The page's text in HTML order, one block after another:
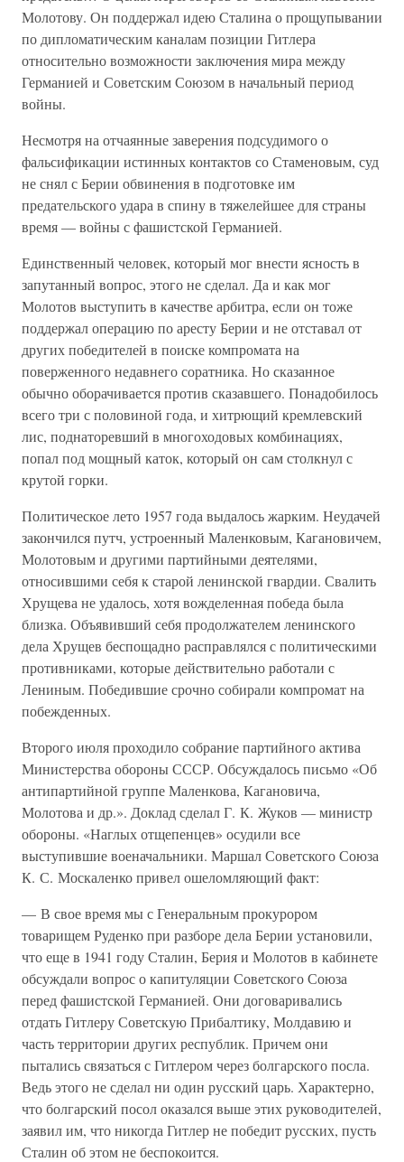
Молотову. Он поддержал идею Сталина о прощупывании
по дипломатическим каналам позиции Гитлера
относительно возможности заключения мира между
Германией и Советским Союзом в начальный период
войны.
Несмотря на отчаянные заверения подсудимого о
фальсификации истинных контактов со Стаменовым, суд
не снял с Берии обвинения в подготовке им
предательского удара в спину в тяжелейшее для страны
время — войны с фашистской Германией.
Единственный человек, который мог внести ясность в
запутанный вопрос, этого не сделал. Да и как мог
Молотов выступить в качестве арбитра, если он тоже
поддержал операцию по аресту Берии и не отставал от
других победителей в поиске компромата на
поверженного недавнего соратника. Но сказанное
обычно оборачивается против сказавшего. Понадобилось
всего три с половиной года, и хитрющий кремлевский
лис, поднаторевший в многоходовых комбинациях,
попал под мощный каток, который он сам столкнул с
крутой горки.
Политическое лето 1957 года выдалось жарким. Неудачей
закончился путч, устроенный Маленковым, Кагановичем,
Молотовым и другими партийными деятелями,
относившими себя к старой ленинской гвардии. Свалить
Хрущева не удалось, хотя вожделенная победа была
близка. Объявивший себя продолжателем ленинского
дела Хрущев беспощадно расправлялся с политическими
противниками, которые действительно работали с
Лениным. Победившие срочно собирали компромат на
побежденных.
Второго июля проходило собрание партийного актива
Министерства обороны СССР. Обсуждалось письмо «Об
антипартийной группе Маленкова, Кагановича,
Молотова и др.». Доклад сделал Г. К. Жуков — министр
обороны. «Наглых отщепенцев» осудили все
выступившие военачальники. Маршал Советского Союза
К. С. Москаленко привел ошеломляющий факт:
— В свое время мы с Генеральным прокурором
товарищем Руденко при разборе дела Берии установили,
что еще в 1941 году Сталин, Берия и Молотов в кабинете
обсуждали вопрос о капитуляции Советского Союза
перед фашистской Германией. Они договаривались
отдать Гитлеру Советскую Прибалтику, Молдавию и
часть территории других республик. Причем они
пытались связаться с Гитлером через болгарского посла.
Ведь этого не сделал ни один русский царь. Характерно,
что болгарский посол оказался выше этих руководителей,
заявил им, что никогда Гитлер не победит русских, пусть
Сталин об этом не беспокоится.